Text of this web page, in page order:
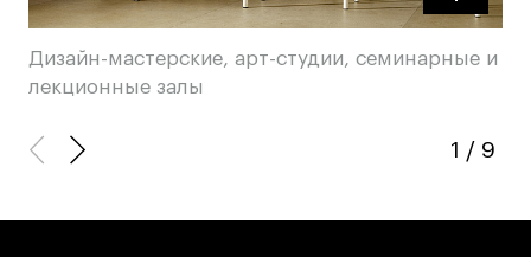
Дизайн-мастерские, арт-студии, семинарные и
лекционные залы
1 / 9